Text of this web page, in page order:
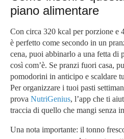
piano alimentare
Con circa 320 kcal per porzione e
è perfetto come secondo in un
cena, puoi abbinarlo a una fetta di
così com’è. Se pranzi fuori casa,
pomodorini in anticipo e scaldare
Per organizzare i tuoi pasti
prova NutriGenius, l’app che ti
traccia di quello che mangi senza
Una nota importante: il tonno